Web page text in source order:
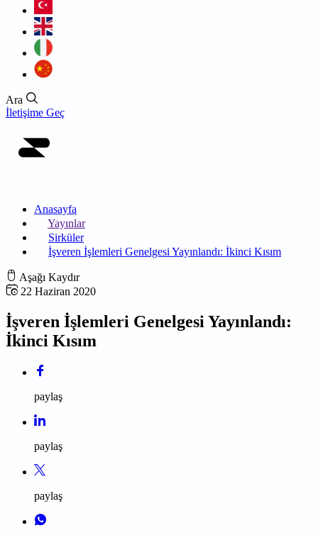
Ara
İletişime Geç
Anasayfa
Yayınlar
Sirküler
İşveren İşlemleri Genelgesi Yayınlandı: İkinci Kısım
Aşağı Kaydır
22 Haziran 2020
İşveren İşlemleri Genelgesi Yayınlandı:
İkinci Kısım
paylaş
paylaş
paylaş